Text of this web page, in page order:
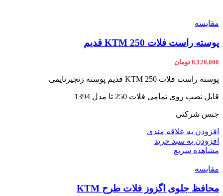
مقایسه
پوسته راست فلات KTM 250 قدیم
8,120,000 تومان
پوسته راست فلات KTM 250 قدیم پوسته زنجیرتایمی
قابل نصب روی تمامی فلات 250 تا مدل 1394
جنس شرکتی
افزودن به علاقه مندی
افزودن به سبد خرید
مشاهده سریع
مقایسه
محافظ جلوی اگزوز فلات طرح KTM